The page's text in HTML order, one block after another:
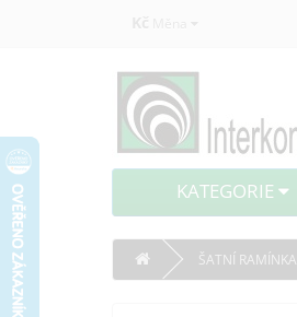
Kč Měna
KATEGORIE
ŠATNÍ RAMÍNKA